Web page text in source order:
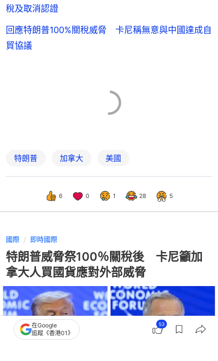
稅及取消認證
回應特朗普100%關稅威脅 卡尼稱無意與中國達成自
貿協議
特朗普 加拿大 美國
6 0 1 28 5
國際 即時國際
特朗普威脅祭100％關稅後 卡尼籲加
拿大人買國貨應對外部威脅
在Google
追蹤《香港01》
53